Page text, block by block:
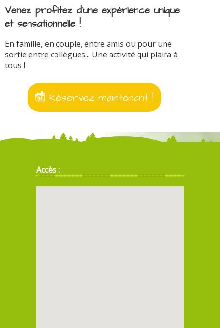
Venez profitez d'une expérience unique
et sensationnelle !
En famille, en couple, entre amis ou pour une
sortie entre collègues... Une activité qui plaira à
tous !
Réservez maintenant !
Accès :